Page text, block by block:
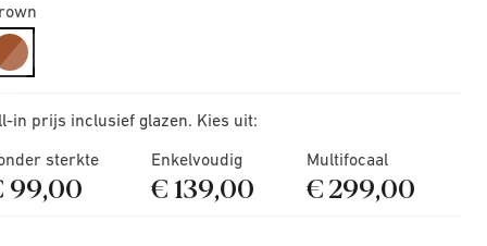
selected
in prijs inclusief glazen. Kies uit:
sterkte
99,00
Enkelvoudig
€ 139,00
Multifocaal
€ 299,00